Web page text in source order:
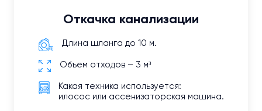
Откачка канализации
Длина шланга до 10 м.
Объем отходов – 3 м³
Какая техника используется:
илосос или ассенизаторская машина.